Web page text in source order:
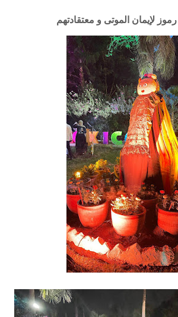
لإيمان الموتى و معتقادتهم